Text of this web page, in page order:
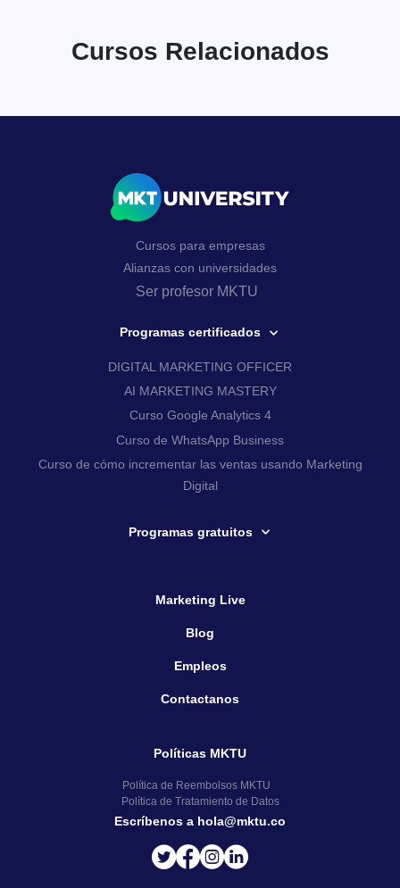
Cursos Relacionados
Cursos para empresas
Alianzas con universidades
Ser profesor MKTU
Programas certificados
DIGITAL MARKETING OFFICER
AI MARKETING MASTERY
Curso Google Analytics 4
Curso de WhatsApp Business
Curso de cómo incrementar las ventas usando Marketing
Digital
Programas gratuitos
Marketing Live
Blog
Empleos
Contactanos
Políticas MKTU
Política de Reembolsos MKTU
Política de Tratamiento de Datos
Escríbenos a hola@mktu.co